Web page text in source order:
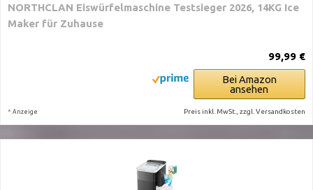
NORTHCLAN Eiswürfelmaschine Testsieger 2026, 14KG Ice
Maker für Zuhause
99,99 €
Bei Amazon
ansehen
* Anzeige Preis inkl. MwSt., zzgl. Versandkosten